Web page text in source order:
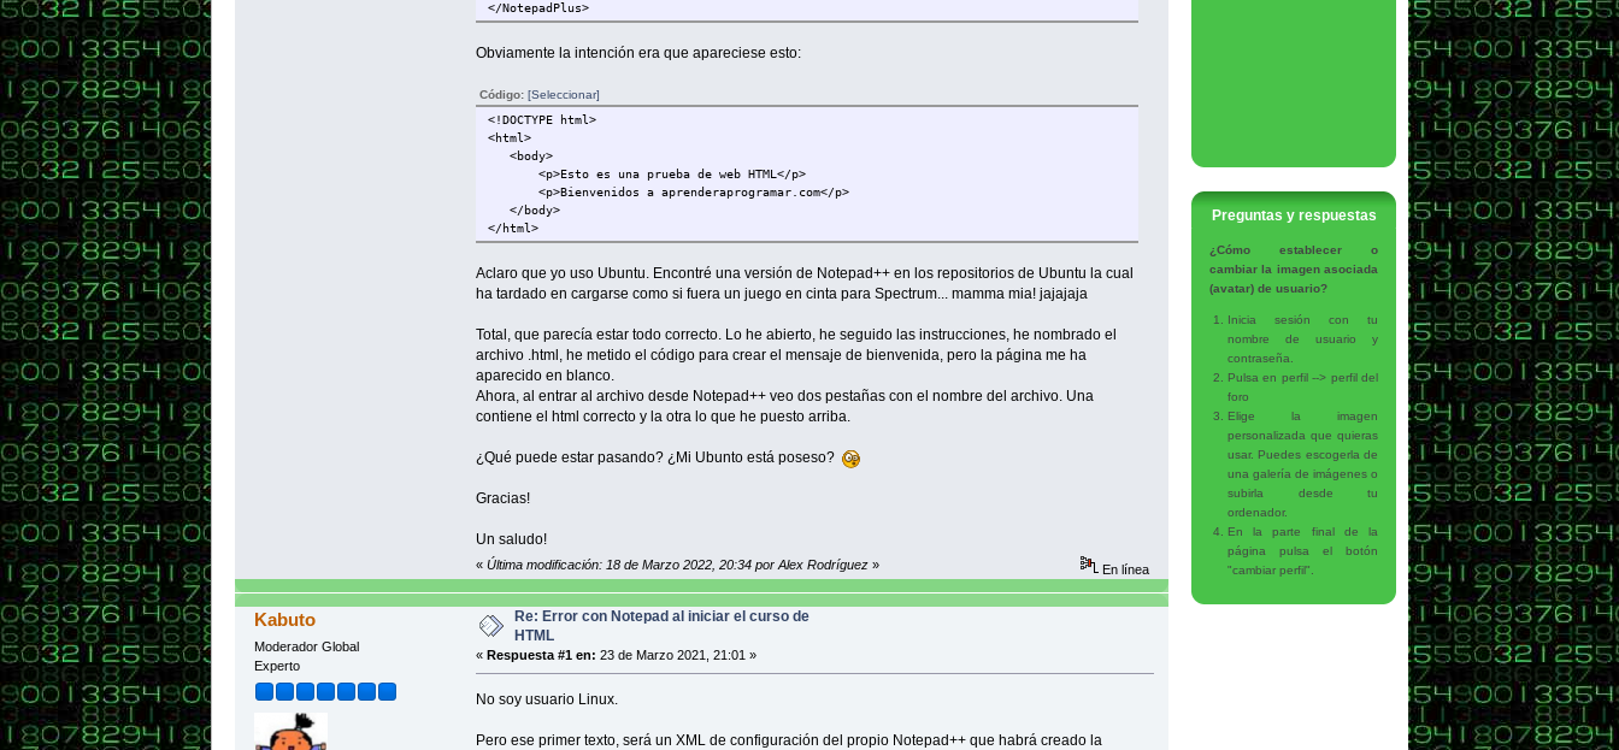
</NotepadPlus>
Obviamente la intención era que apareciese esto:
Código: [Seleccionar]
<!DOCTYPE html>
<html>
<body>
<p>Esto es una prueba de web HTML</p>
<p>Bienvenidos a aprenderaprogramar.com</p>
</body>
</html>
Aclaro que yo uso Ubuntu. Encontré una versión de Notepad++ en los repositorios de Ubuntu la cual
ha tardado en cargarse como si fuera un juego en cinta para Spectrum... mamma mia! jajajaja
Total, que parecía estar todo correcto. Lo he abierto, he seguido las instrucciones, he nombrado el
archivo .html, he metido el código para crear el mensaje de bienvenida, pero la página me ha
aparecido en blanco.
Ahora, al entrar al archivo desde Notepad++ veo dos pestañas con el nombre del archivo. Una
contiene el html correcto y la otra lo que he puesto arriba.
¿Qué puede estar pasando? ¿Mi Ubunto está poseso?
Gracias!
Un saludo!
« Última modificación: 18 de Marzo 2022, 20:34 por Alex Rodríguez» En línea
Kabuto
Moderador Global
Experto
Re: Error con Notepad al iniciar el curso de
HTML
« Respuesta #1 en: 23 de Marzo 2021, 21:01 »
No soy usuario Linux.
Pero ese primer texto, será un XML de configuración del propio Notepad++ que habrá creado la
Preguntas y respuestas
¿Cómo establecer o
cambiar la imagen asociada
(avatar) de usuario?
Inicia sesión con tu
nombre de usuario y
contraseña.
Pulsa en perfil --> perfil del
foro
Elige la imagen
personalizada que quieras
usar. Puedes escogerla de
una galería de imágenes o
subirla desde tu
ordenador.
En la parte final de la
página pulsa el botón
"cambiar perfil".